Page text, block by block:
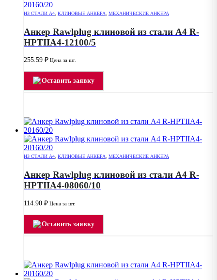
ИЗ СТАЛИ А4 КЛИНОВЫЕ АНКЕРА МЕХАНИЧЕСКИЕ АНКЕРА
Анкер Rawlplug клиновой из стали А4 R-
HPTIIA4-12100/5
255.59 ₽ Цена за шт.
Оставить заявку
ИЗ СТАЛИ А4, КЛИНОВЫЕ АНКЕРА, МЕХАНИЧЕСКИЕ АНКЕРА
Анкер Rawlplug клиновой из стали А4 R-
HPTIIA4-08060/10
114.90 ₽ Цена за шт.
Оставить заявку